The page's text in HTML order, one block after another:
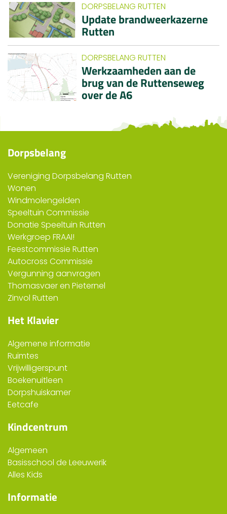
DORPSBELANG RUTTEN
Update brandweerkazerne
Rutten
DORPSBELANG RUTTEN
Werkzaamheden aan de
brug van de Ruttenseweg
over de A6
Dorpsbelang
Vereniging Dorpsbelang Rutten
Wonen
Windmolengelden
Speeltuin Commissie
Donatie Speeltuin Rutten
Werkgroep FRAAI!
Feestcommissie Rutten
Autocross Commissie
Vergunning aanvragen
Thomasvaer en Pieternel
Zinvol Rutten
Het Klavier
Algemene informatie
Ruimtes
Vrijwilligerspunt
Boekenuitleen
Dorpshuiskamer
Eetcafe
Kindcentrum
Algemeen
Basisschool de Leeuwerik
Alles Kids
Informatie